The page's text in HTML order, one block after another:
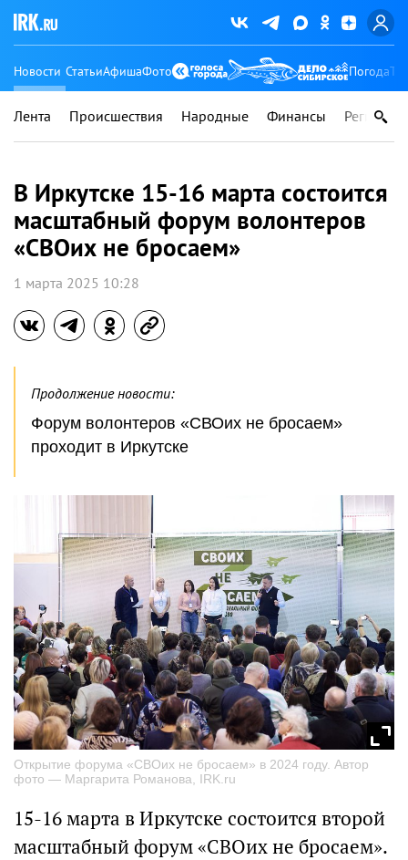
Новости СтатьиАфишаФото Погода
Лента Происшествия Народные Финансы Регионы
В Иркутске 15-16 марта состоится
масштабный форум волонтеров
«СВОих не бросаем»
1 марта 2025 10:28
Продолжение новости:
Форум волонтеров «СВОих не бросаем»
проходит в Иркутске
Открытие форума «СВОих не бросаем» в 2024 году. Автор
фото — Маргарита Романова, IRK.ru
15-16 марта в Иркутске состоится второй
масштабный форум «СВОих не бросаем».